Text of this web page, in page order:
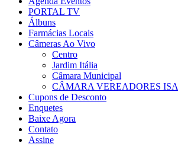
PORTAL TV
Álbuns
Farmácias Locais
Câmeras Ao Vivo
Centro
Jardim Itália
Câmara Municipal
CÂMARA VEREADORES ISA
Cupons de Desconto
Enquetes
Baixe Agora
Contato
Assine